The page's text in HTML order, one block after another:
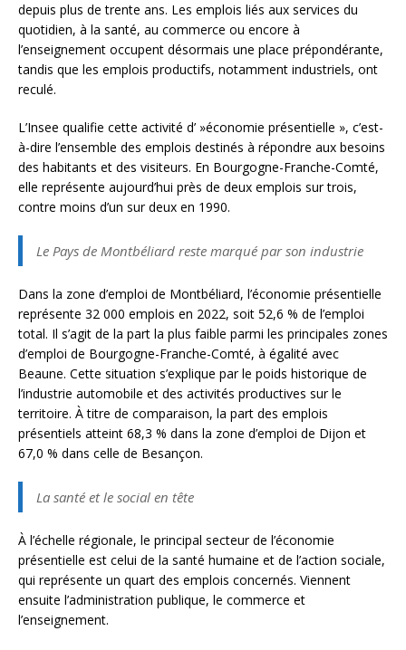
depuis plus de trente ans. Les emplois liés aux services du
quotidien, à la santé, au commerce ou encore à
l’enseignement occupent désormais une place prépondérante,
tandis que les emplois productifs, notamment industriels, ont
reculé.
L’Insee qualifie cette activité d’ »économie présentielle », c’est-
à-dire l’ensemble des emplois destinés à répondre aux besoins
des habitants et des visiteurs. En Bourgogne-Franche-Comté,
elle représente aujourd’hui près de deux emplois sur trois,
contre moins d’un sur deux en 1990.
Le Pays de Montbéliard reste marqué par son industrie
Dans la zone d’emploi de Montbéliard, l’économie présentielle
représente 32 000 emplois en 2022, soit 52,6 % de l’emploi
total. Il s’agit de la part la plus faible parmi les principales zones
d’emploi de Bourgogne-Franche-Comté, à égalité avec
Beaune. Cette situation s’explique par le poids historique de
l’industrie automobile et des activités productives sur le
territoire. À titre de comparaison, la part des emplois
présentiels atteint 68,3 % dans la zone d’emploi de Dijon et
67,0 % dans celle de Besançon.
La santé et le social en tête
À l’échelle régionale, le principal secteur de l’économie
présentielle est celui de la santé humaine et de l’action sociale,
qui représente un quart des emplois concernés. Viennent
ensuite l’administration publique, le commerce et
l’enseignement.